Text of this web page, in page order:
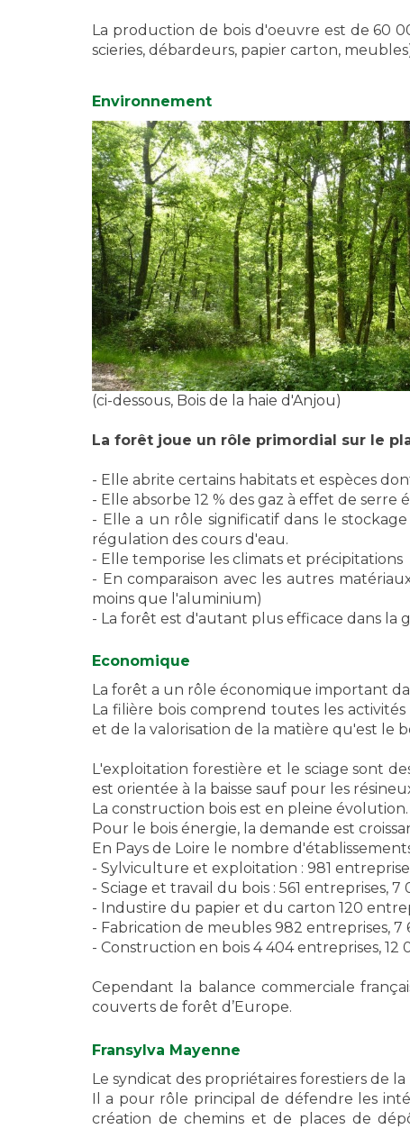
La production de bois d'oeuvre est de 60
scieries, débardeurs, papier carton,
Environnement
(ci-dessous, Bois de la haie d'Anjou)
La forêt joue un rôle primordial sur le
- Elle abrite certains habitats et espèces
- Elle absorbe 12 % des gaz à effet de serre
- Elle a un rôle significatif dans le
régulation des cours d'eau.
- Elle temporise les climats et précipitations
- En comparaison avec les autres
moins que l'aluminium)
- La forêt est d'autant plus efficace dans la
Economique
La forêt a un rôle économique important
La filière bois comprend toutes les
et de la valorisation de la matière qu'est le
L'exploitation forestière et le sciage sont
est orientée à la baisse sauf pour les
La construction bois est en pleine évolution.
Pour le bois énergie, la demande est
En Pays de Loire le nombre
- Sylviculture et exploitation : 981
- Sciage et travail du bois : 561 entreprises, 7
- Industire du papier et du carton 120
- Fabrication de meubles 982 entreprises, 7
- Construction en bois 4 404 entreprises, 12
Cependant la balance commerciale
couverts de forêt d’Europe.
Fransylva Mayenne
Le syndicat des propriétaires forestiers de
Il a pour rôle principal de défendre les
création de chemins et de places de